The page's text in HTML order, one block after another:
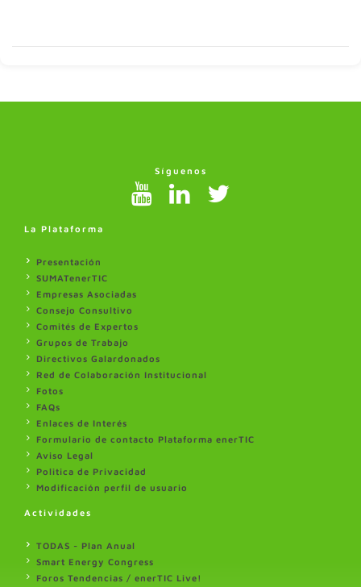
Síguenos
La Plataforma
Presentación
SUMATenerTIC
Empresas Asociadas
Consejo Consultivo
Comités de Expertos
Grupos de Trabajo
Directivos Galardonados
Red de Colaboración Institucional
Fotos
FAQs
Enlaces de Interés
Formulario de contacto Plataforma enerTIC
Aviso Legal
Politica de Privacidad
Modificación perfil de usuario
Actividades
TODAS - Plan Anual
Smart Energy Congress
Foros Tendencias / enerTIC Live!